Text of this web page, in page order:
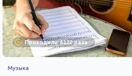
Проходили 4122 раза
Музыка